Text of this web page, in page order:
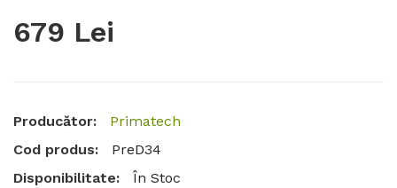
679 Lei
Producător:
Primatech
Cod produs:
PreD34
Disponibilitate:
În Stoc